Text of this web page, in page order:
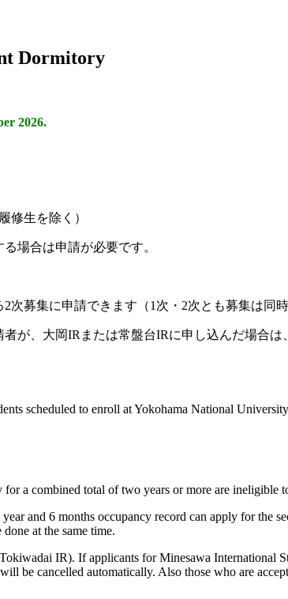
Dormitory
2026.
修生を除く）
場合は申請が必要です。
募集に申請できます（1次・2次とも募集は同時
、大岡IRまたは常盤台IRに申し込んだ場合は
scheduled to enroll at Yokohama National
a combined total of two years or more are ineligible
and 6 months occupancy record can apply for the
at the same time.
IR). If applicants for Minesawa International
be cancelled automatically. Also those who are